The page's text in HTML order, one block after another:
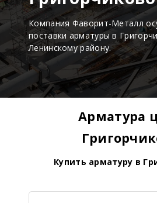
Компания Фаворит-Металл
поставки арматуры в
Ленинскому району.
Арматура
Купить арматуру в